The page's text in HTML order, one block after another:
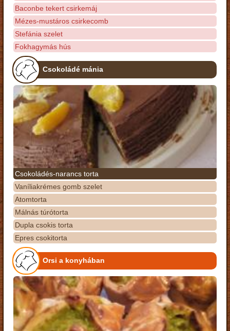
Baconbe tekert csirkemáj
Mézes-mustáros csirkecomb
Stefánia szelet
Fokhagymás hús
Csokoládé mánia
Csokoládés-narancs torta
Vaníliakrémes gomb szelet
Atomtorta
Málnás túrótorta
Dupla csokis torta
Epres csokitorta
Orsi a konyhában